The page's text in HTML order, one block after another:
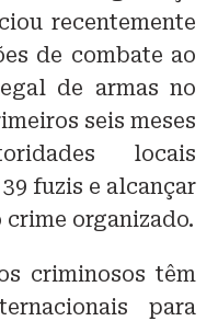
recentemente
de combate ao
de armas no
seis meses
locais
fuzis e alcançar
organizado.
criminosos têm
para